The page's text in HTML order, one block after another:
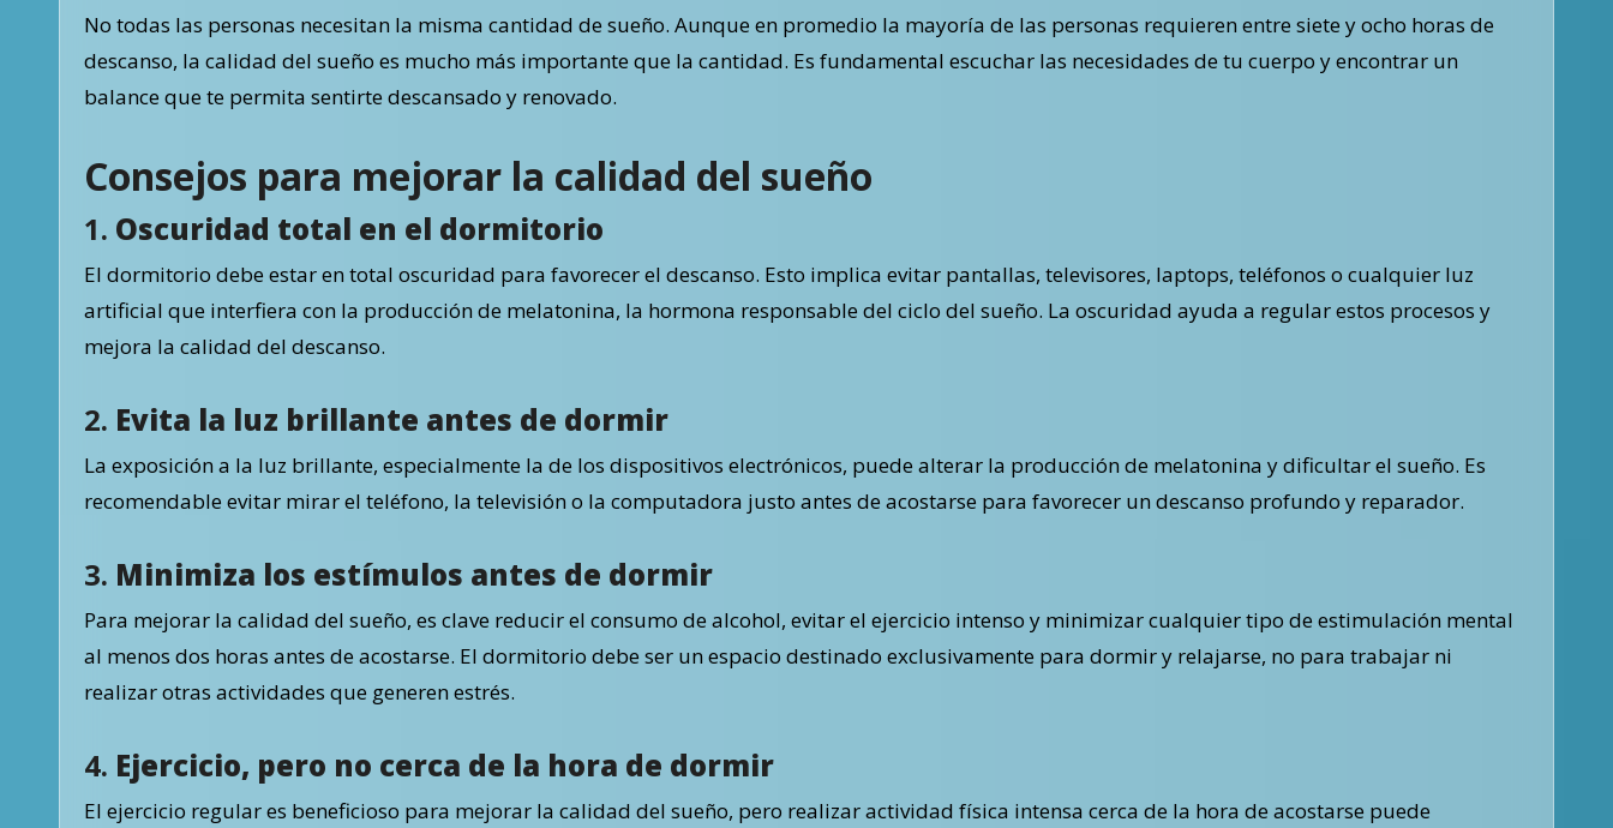
No todas las personas necesitan la misma cantidad de sueño. Aunque en promedio la mayoría de las personas requieren entre siete y ocho horas de
descanso, la calidad del sueño es mucho más importante que la cantidad. Es fundamental escuchar las necesidades de tu cuerpo y encontrar un
balance que te permita sentirte descansado y renovado.
Consejos para mejorar la calidad del sueño
1. Oscuridad total en el dormitorio
El dormitorio debe estar en total oscuridad para favorecer el descanso. Esto implica evitar pantallas, televisores, laptops, teléfonos o cualquier luz
artificial que interfiera con la producción de melatonina, la hormona responsable del ciclo del sueño. La oscuridad ayuda a regular estos procesos y
mejora la calidad del descanso.
2. Evita la luz brillante antes de dormir
La exposición a la luz brillante, especialmente la de los dispositivos electrónicos, puede alterar la producción de melatonina y dificultar el sueño. Es
recomendable evitar mirar el teléfono, la televisión o la computadora justo antes de acostarse para favorecer un descanso profundo y reparador.
3. Minimiza los estímulos antes de dormir
Para mejorar la calidad del sueño, es clave reducir el consumo de alcohol, evitar el ejercicio intenso y minimizar cualquier tipo de estimulación mental
al menos dos horas antes de acostarse. El dormitorio debe ser un espacio destinado exclusivamente para dormir y relajarse, no para trabajar ni
realizar otras actividades que generen estrés.
4. Ejercicio, pero no cerca de la hora de dormir
El ejercicio regular es beneficioso para mejorar la calidad del sueño, pero realizar actividad física intensa cerca de la hora de acostarse puede